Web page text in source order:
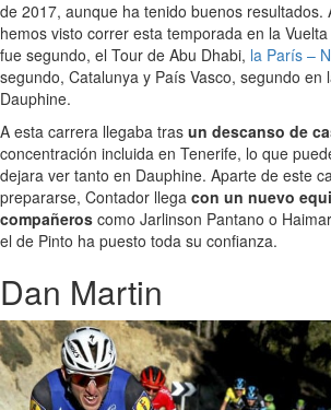
de 2017, aunque ha tenido buenos resultados.
hemos visto correr esta temporada en la
fue segundo, el Tour de Abu Dhabi, la París –
segundo, Catalunya y País Vasco, segundo en
Dauphine.
A esta carrera llegaba tras un descanso de
concentración incluida en Tenerife, lo que
dejara ver tanto en Dauphine. Aparte de este
prepararse, Contador llega con un nuevo
compañeros como Jarlinson Pantano o
el de Pinto ha puesto toda su confianza.
Dan Martin